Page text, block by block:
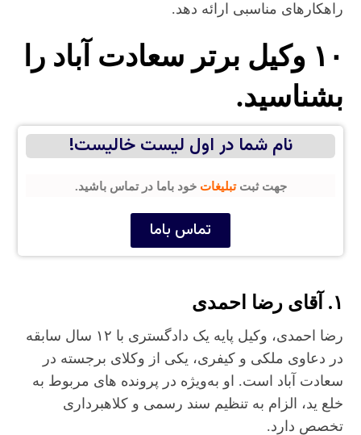
راهکارهای مناسبی ارائه دهد.
۱۰ وکیل برتر سعادت‌ آباد را
بشناسید.
نام شما در اول لیست خالیست!
جهت ثبتتبلیغات خود باما در تماس باشید.
تماس باما
۱. آقای رضا احمدی
رضا احمدی، وکیل پایه یک دادگستری با ۱۲ سال سابقه
در دعاوی ملکی و کیفری، یکی از وکلای برجسته در
سعادت‌ آباد است. او به‌ویژه در پرونده‌ های مربوط به
خلع ید، الزام به تنظیم سند رسمی و کلاهبرداری
تخصص دارد.